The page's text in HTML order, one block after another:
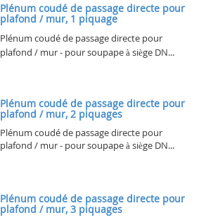
Plénum coudé de passage directe pour
plafond / mur, 1 piquage
Plénum coudé de passage directe pour
plafond / mur - pour soupape à siège DN...
Plénum coudé de passage directe pour
plafond / mur, 2 piquages
Plénum coudé de passage directe pour
plafond / mur - pour soupape à siège DN...
Plénum coudé de passage directe pour
plafond / mur, 3 piquages